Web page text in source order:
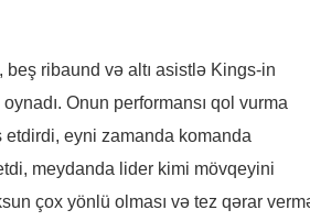
beş ribaund və altı asistlə Kings-in
Onun performansı qol vurma
eyni zamanda komanda
meydanda lider kimi mövqeyini
çox yönlü olması və tez qərar